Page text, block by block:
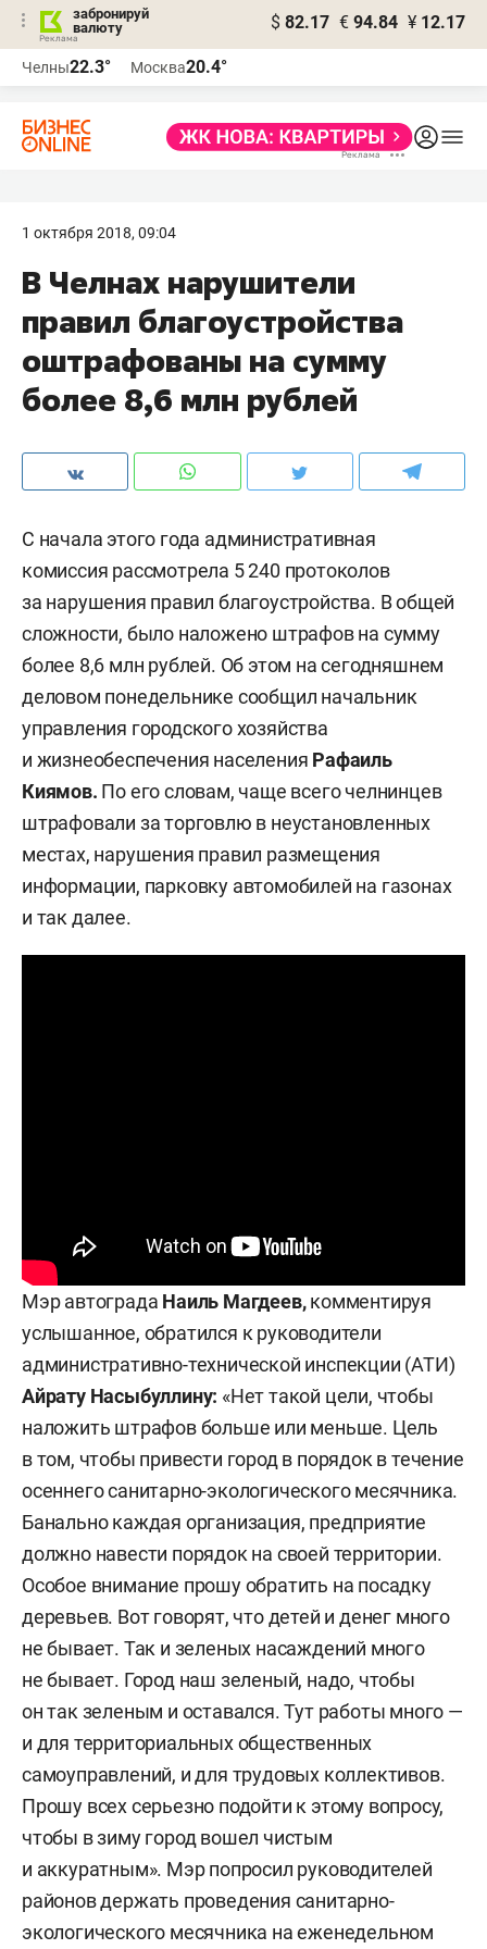
забронируй
валюту
$ 82.17 € 94.84 ¥ 12.17
Челны22.3° Москва20.4°
1 октября 2018, 09:04
В Челнах нарушители
правил благоустройства
оштрафованы на сумму
более 8,6 млн рублей
С начала этого года административная
комиссия рассмотрела 5 240 протоколов
за нарушения правил благоустройства. В общей
сложности, было наложено штрафов на сумму
более 8,6 млн рублей. Об этом на сегодняшнем
деловом понедельнике сообщил начальник
управления городского хозяйства
и жизнеобеспечения населения Рафаиль
Киямов. По его словам, чаще всего челнинцев
штрафовали за торговлю в неустановленных
местах, нарушения правил размещения
информации, парковку автомобилей на газонах
и так далее.
Мэр автограда Наиль Магдеев,комментируя
услышанное, обратился к руководители
административно-технической инспекции (АТИ)
Айрату Насыбуллину: «Нет такой цели, чтобы
наложить штрафов больше или меньше. Цель
в том, чтобы привести город в порядок в течение
осеннего санитарно-экологического месячника.
Банально каждая организация, предприятие
должно навести порядок на своей территории.
Особое внимание прошу обратить на посадку
деревьев. Вот говорят, что детей и денег много
не бывает. Так и зеленых насаждений много
не бывает. Город наш зеленый, надо, чтобы
он так зеленым и оставался. Тут работы много —
и для территориальных общественных
самоуправлений, и для трудовых коллективов.
Прошу всех серьезно подойти к этому вопросу,
чтобы в зиму город вошел чистым
и аккуратным». Мэр попросил руководителей
районов держать проведения санитарно-
экологического месячника на еженедельном